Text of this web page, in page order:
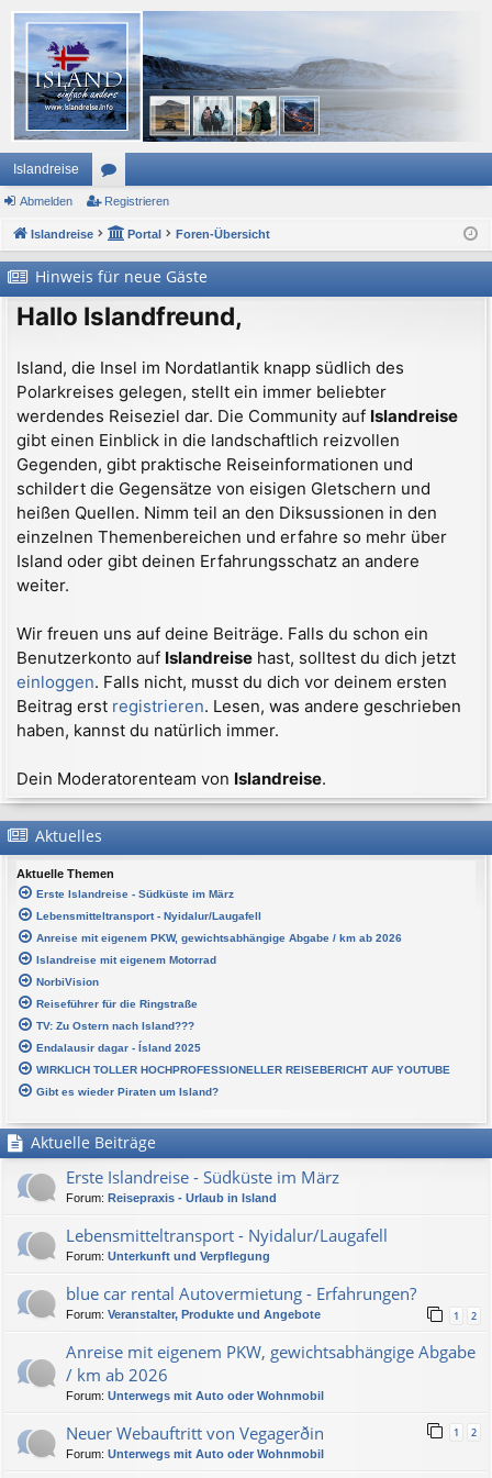
Islandreise
or
en
Abmelden Registrieren
Islandreise Portal Foren-Übersicht
Hinweis für neue Gäste
Hallo Islandfreund,
Island, die Insel im Nordatlantik knapp südlich des
Polarkreises gelegen, stellt ein immer beliebter
werdendes Reiseziel dar. Die Community auf Islandreise
gibt einen Einblick in die landschaftlich reizvollen
Gegenden, gibt praktische Reiseinformationen und
schildert die Gegensätze von eisigen Gletschern und
heißen Quellen. Nimm teil an den Diksussionen in den
einzelnen Themenbereichen und erfahre so mehr über
Island oder gibt deinen Erfahrungsschatz an andere
weiter.
Wir freuen uns auf deine Beiträge. Falls du schon ein
Benutzerkonto auf Islandreise hast, solltest du dich jetzt
einloggen. Falls nicht, musst du dich vor deinem ersten
Beitrag erst registrieren. Lesen, was andere geschrieben
haben, kannst du natürlich immer.
Dein Moderatorenteam von Islandreise.
Aktuelles
Aktuelle Themen
Erste Islandreise - Südküste im März
Lebensmitteltransport - Nyidalur/Laugafell
Anreise mit eigenem PKW, gewichtsabhängige Abgabe / km ab 2026
Islandreise mit eigenem Motorrad
NorbiVision
Reiseführer für die Ringstraße
TV: Zu Ostern nach Island???
Endalausir dagar - Ísland 2025
WIRKLICH TOLLER HOCHPROFESSIONELLER REISEBERICHT AUF YOUTUBE
Gibt es wieder Piraten um Island?
Aktuelle Beiträge
Erste Islandreise - Südküste im März
Forum: Reisepraxis - Urlaub in Island
Lebensmitteltransport - Nyidalur/Laugafell
Forum: Unterkunft und Verpflegung
blue car rental Autovermietung - Erfahrungen?
1 2
Forum: Veranstalter, Produkte und Angebote
Anreise mit eigenem PKW, gewichtsabhängige Abgabe
/ km ab 2026
Forum: Unterwegs mit Auto oder Wohnmobil
Neuer Webauftritt von Vegagerðin 1 2
Forum: Unterwegs mit Auto oder Wohnmobil